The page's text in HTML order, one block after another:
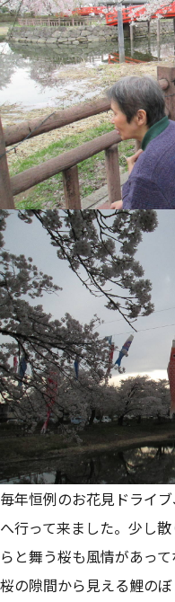
毎年恒例のお花見ドライ
へ行って来ました。少し
らと舞う桜も風情があっ
桜の隙間から見える鯉の